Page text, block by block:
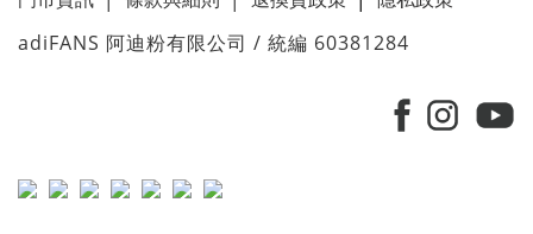
adiFANS 阿迪粉有限公司 / 統編 60381284